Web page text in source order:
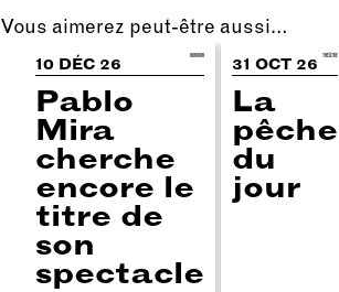
Vous aimerez peut-être aussi…
10 DÉC 26 HUMOUR
Pablo
Mira
cherche
encore le
titre de
son
spectacle
31 OCT 26 THÉÂTRE
La
pêche
du
jour